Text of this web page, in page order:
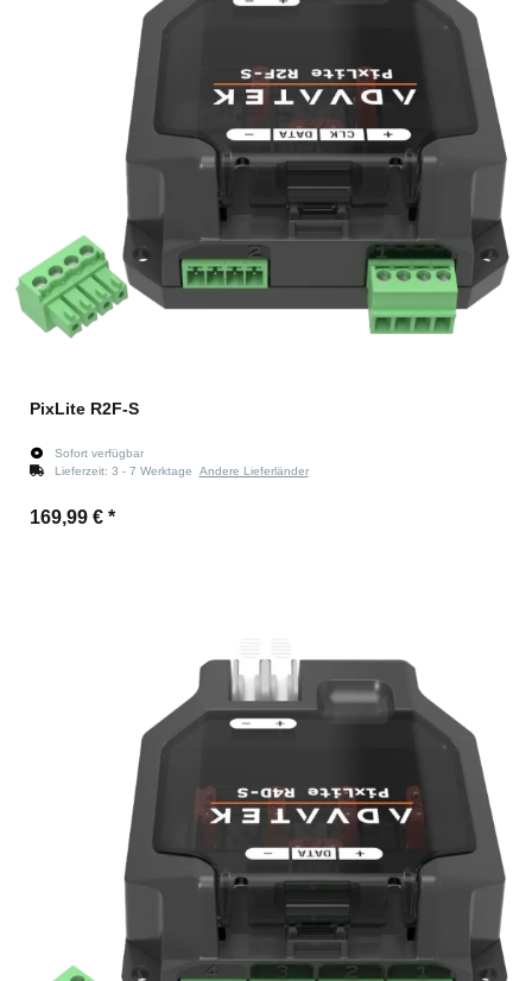
PixLite R2F-S
Sofort verfügbar
Lieferzeit: 3 - 7 Werktage Andere Lieferländer
169,99 € *